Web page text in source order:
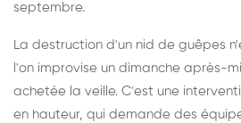
septembre.
La destruction d'un nid de guêpes
l'on improvise un dimanche après-
achetée la veille. C'est une
en hauteur, qui demande des